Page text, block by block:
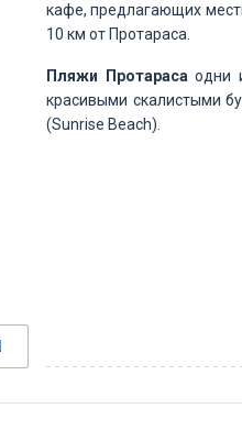
кафе, предлагающих
10 км от Протараса.
Пляжи Протараса одни
красивыми скалистыми
(Sunrise Beach).